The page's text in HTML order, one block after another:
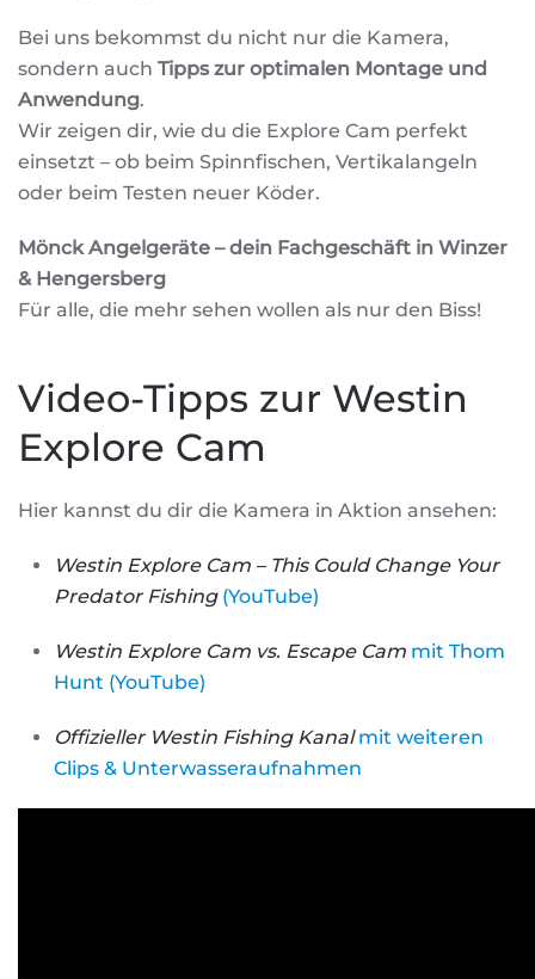
Bei uns bekommst du nicht nur die Kamera,
sondern auch Tipps zur optimalen Montage und
Anwendung.
Wir zeigen dir, wie du die Explore Cam perfekt
einsetzt – ob beim Spinnfischen, Vertikalangeln
oder beim Testen neuer Köder.
Mönck Angelgeräte – dein Fachgeschäft in Winzer
& Hengersberg
Für alle, die mehr sehen wollen als nur den Biss!
Video-Tipps zur Westin
Explore Cam
Hier kannst du dir die Kamera in Aktion ansehen:
Westin Explore Cam – This Could Change Your
Predator Fishing(YouTube)
Westin Explore Cam vs. Escape Cam mit Thom
Hunt (YouTube)
Offizieller Westin Fishing Kanalmit weiteren
Clips & Unterwasseraufnahmen